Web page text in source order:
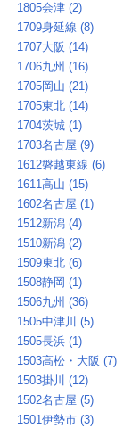
1805会津 (2)
1709身延線 (8)
1707大阪 (14)
1706九州 (16)
1705岡山 (21)
1705東北 (14)
1704茨城 (1)
1703名古屋 (9)
1612磐越東線 (6)
1611高山 (15)
1602名古屋 (1)
1512新潟 (4)
1510新潟 (2)
1509東北 (6)
1508静岡 (1)
1506九州 (36)
1505中津川 (5)
1505長浜 (1)
1503高松・大阪 (7)
1503掛川 (12)
1502名古屋 (5)
1501伊勢市 (3)